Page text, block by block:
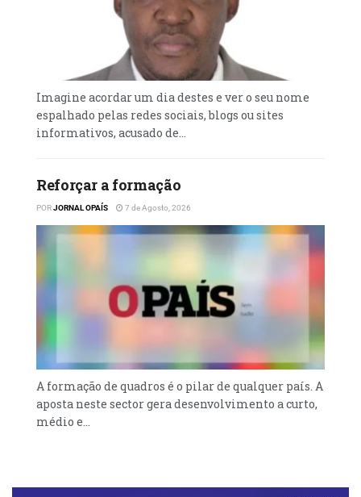
Imagine acordar um dia destes e ver o seu nome
espalhado pelas redes sociais, blogs ou sites
informativos, acusado de...
Reforçar a formação
PORJORNAL OPAÍS 7 de Agosto, 2026
A formação de quadros é o pilar de qualquer país. A
aposta neste sector gera desenvolvimento a curto,
médio e...